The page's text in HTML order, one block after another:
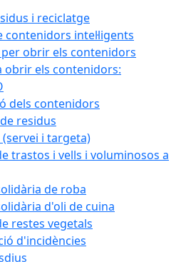
i reciclatge
contenidors intel·ligents
obrir els contenidors
obrir els contenidors:
dels contenidors
residus
i targeta)
trastos i vells i voluminosos a
de roba
d'oli de cuina
restes vegetals
d'incidències